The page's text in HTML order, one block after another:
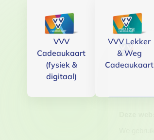
VVV
Cadeaukaart
(fysiek &
digitaal)
VVV Lekker
& Weg
Cadeaukaart